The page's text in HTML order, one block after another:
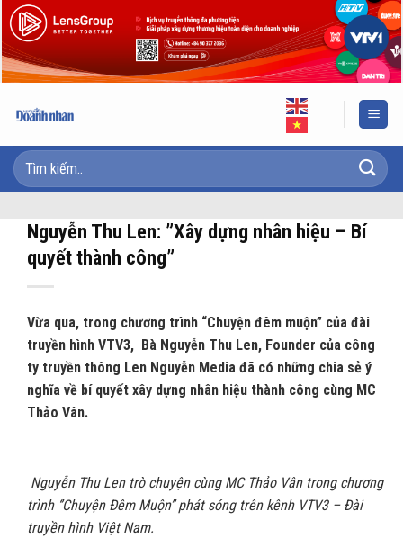
Skip
to
content
Nguyễn Thu Len: ”Xây dựng nhân hiệu – Bí
quyết thành công”
Vừa qua, trong chương trình “Chuyện đêm muộn” của đài
truyền hình VTV3, Bà Nguyễn Thu Len, Founder của công
ty truyền thông Len Nguyễn Media đã có những chia sẻ ý
nghĩa về bí quyết xây dựng nhân hiệu thành công cùng MC
Thảo Vân.
Nguyễn Thu Len trò chuyện cùng MC Thảo Vân trong chương
trình ‘’Chuyện Đêm Muộn’’ phát sóng trên kênh VTV3 – Đài
truyền hình Việt Nam.